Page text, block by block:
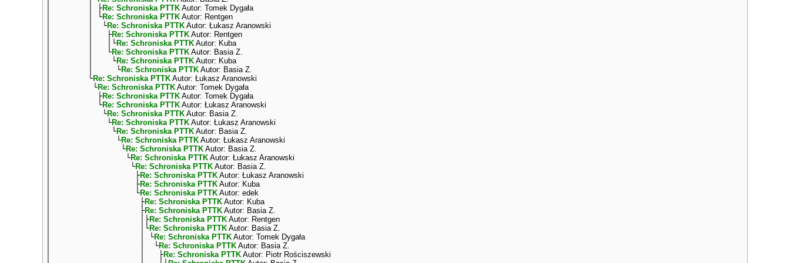
│ │ ├Re: Schroniska PTTK Autor: Tomek Dygała
│ │ └Re: Schroniska PTTK Autor: Rentgen
│ │ └Re: Schroniska PTTK Autor: Łukasz Aranowski
│ │ ├Re: Schroniska PTTK Autor: Rentgen
│ │ │└Re: Schroniska PTTK Autor: Kuba
│ │ └Re: Schroniska PTTK Autor: Basia Z.
│ │ └Re: Schroniska PTTK Autor: Kuba
│ │ └Re: Schroniska PTTK Autor: Basia Z.
│ └Re: Schroniska PTTK Autor: Łukasz Aranowski
│ └Re: Schroniska PTTK Autor: Tomek Dygała
│ ├Re: Schroniska PTTK Autor: Tomek Dygała
│ └Re: Schroniska PTTK Autor: Łukasz Aranowski
│ └Re: Schroniska PTTK Autor: Basia Z.
│ └Re: Schroniska PTTK Autor: Łukasz Aranowski
│ └Re: Schroniska PTTK Autor: Basia Z.
│ └Re: Schroniska PTTK Autor: Łukasz Aranowski
│ └Re: Schroniska PTTK Autor: Basia Z.
│ └Re: Schroniska PTTK Autor: Łukasz Aranowski
│ └Re: Schroniska PTTK Autor: Basia Z.
│ ├Re: Schroniska PTTK Autor: Łukasz Aranowski
│ ├Re: Schroniska PTTK Autor: Kuba
│ └Re: Schroniska PTTK Autor: edek
│ ├Re: Schroniska PTTK Autor: Kuba
│ ├Re: Schroniska PTTK Autor: Basia Z.
│ │├Re: Schroniska PTTK Autor: Rentgen
│ │└Re: Schroniska PTTK Autor: Basia Z.
│ │ └Re: Schroniska PTTK Autor: Tomek Dygała
│ │ └Re: Schroniska PTTK Autor: Basia Z.
│ │ ├Re: Schroniska PTTK Autor: Piotr Rościszewski